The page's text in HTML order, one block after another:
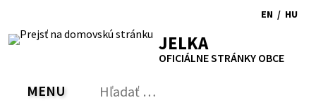
obsah
RSS MapaTlačiť
Zvýšiť
kontrast
písmapísma
EN
to
/ HU
JELKA
OFICIÁLNE STRÁNKY OBCE
PREPNÚŤ
MENU Hľadať: